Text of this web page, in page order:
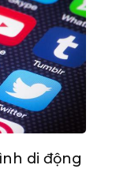
di động